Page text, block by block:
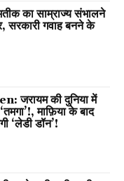
का साम्राज्य संभालने
सरकारी गवाह बनने के
जरायम की दुनिया में
माफ़िया के बाद
‘लेडी डॉन’!